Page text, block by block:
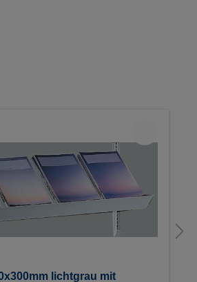
lichtgrau mit